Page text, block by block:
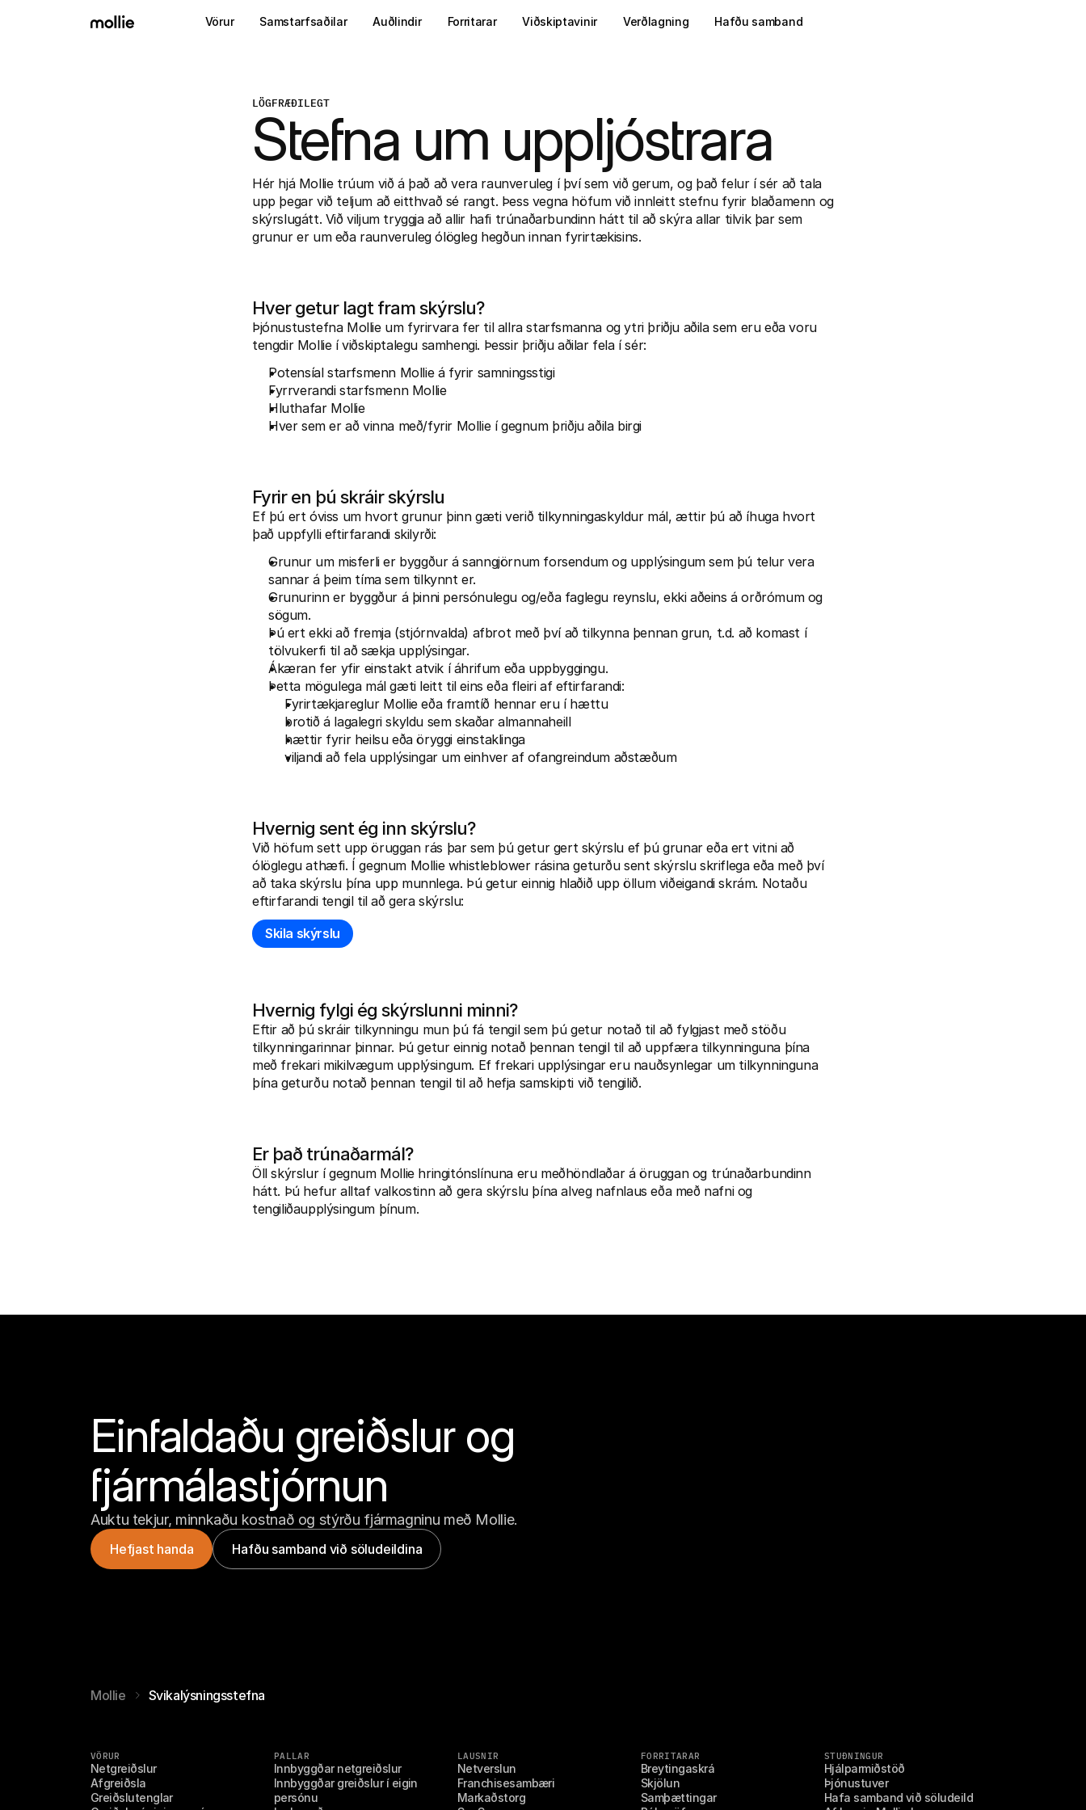
LÖGFRÆÐILEGT
Stefna um uppljóstrara
Hér hjá Mollie trúum við á það að vera raunveruleg í því sem við gerum, og það felur í sér að tala
upp þegar við teljum að eitthvað sé rangt. Þess vegna höfum við innleitt stefnu fyrir blaðamenn og
skýrslugátt. Við viljum tryggja að allir hafi trúnaðarbundinn hátt til að skýra allar tilvik þar sem
grunur er um eða raunveruleg ólögleg hegðun innan fyrirtækisins.
Hver getur lagt fram skýrslu?
Þjónustustefna Mollie um fyrirvara fer til allra starfsmanna og ytri þriðju aðila sem eru eða voru
tengdir Mollie í viðskiptalegu samhengi. Þessir þriðju aðilar fela í sér:
Potensíal starfsmenn Mollie á fyrir samningsstigi
Fyrrverandi starfsmenn Mollie
Hluthafar Mollie
Hver sem er að vinna með/fyrir Mollie í gegnum þriðju aðila birgi
Fyrir en þú skráir skýrslu
Ef þú ert óviss um hvort grunur þinn gæti verið tilkynningaskyldur mál, ættir þú að íhuga hvort
það uppfylli eftirfarandi skilyrði:
Grunur um misferli er byggður á sanngjörnum forsendum og upplýsingum sem þú telur vera
sannar á þeim tíma sem tilkynnt er.
Grunurinn er byggður á þinni persónulegu og/eða faglegu reynslu, ekki aðeins á orðrómum og
sögum.
Þú ert ekki að fremja (stjórnvalda) afbrot með því að tilkynna þennan grun, t.d. að komast í
tölvukerfi til að sækja upplýsingar.
Ákæran fer yfir einstakt atvik í áhrifum eða uppbyggingu.
Þetta mögulega mál gæti leitt til eins eða fleiri af eftirfarandi:
Fyrirtækjareglur Mollie eða framtíð hennar eru í hættu
brotið á lagalegri skyldu sem skaðar almannaheill
hættir fyrir heilsu eða öryggi einstaklinga
viljandi að fela upplýsingar um einhver af ofangreindum aðstæðum
Hvernig sent ég inn skýrslu?
Við höfum sett upp öruggan rás þar sem þú getur gert skýrslu ef þú grunar eða ert vitni að
ólöglegu athæfi. Í gegnum Mollie whistleblower rásina geturðu sent skýrslu skriflega eða með því
að taka skýrslu þína upp munnlega. Þú getur einnig hlaðið upp öllum viðeigandi skrám. Notaðu
eftirfarandi tengil til að gera skýrslu:
Skila skýrslu
Hvernig fylgi ég skýrslunni minni?
Eftir að þú skráir tilkynningu mun þú fá tengil sem þú getur notað til að fylgjast með stöðu
tilkynningarinnar þinnar. Þú getur einnig notað þennan tengil til að uppfæra tilkynninguna þína
með frekari mikilvægum upplýsingum. Ef frekari upplýsingar eru nauðsynlegar um tilkynninguna
þína geturðu notað þennan tengil til að hefja samskipti við tengilið.
Er það trúnaðarmál?
Öll skýrslur í gegnum Mollie hringitónslínuna eru meðhöndlaðar á öruggan og trúnaðarbundinn
hátt. Þú hefur alltaf valkostinn að gera skýrslu þína alveg nafnlaus eða með nafni og
tengiliðaupplýsingum þínum.
Einfaldaðu greiðslur og
fjármálastjórnun
Auktu tekjur, minnkaðu kostnað og stýrðu fjármagninu með Mollie.
Hefjast handa Hafðu samband við söludeildina
Mollie Svikalýsningsstefna
Vörur Samstarfsaðilar Auðlindir Forritarar Viðskiptavinir Verðlagning Hafðu samband
VÖRUR
Netgreiðslur
Afgreiðsla
Greiðslutenglar
PALLAR
Innbyggðar netgreiðslur
Innbyggðar greiðslur í eigin
persónu
LAUSNIR
Netverslun
Franchisesambæri
Markaðstorg
FORRITARAR
Breytingaskrá
Skjölun
Samþættingar
STUÐNINGUR
Hjálparmiðstöð
Þjónustuver
Hafa samband við söludeild